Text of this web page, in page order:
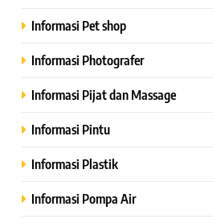
Informasi Pet shop
Informasi Photografer
Informasi Pijat dan Massage
Informasi Pintu
Informasi Plastik
Informasi Pompa Air